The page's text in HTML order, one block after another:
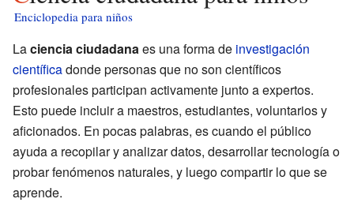
Enciclopedia para niños
Laciencia ciudadanaes una forma de investigación
científicadonde personas que no son científicos
profesionales participan activamente junto a expertos.
Esto puede incluir a maestros, estudiantes, voluntarios y
aficionados. En pocas palabras, es cuando el público
ayuda a recopilar y analizar datos, desarrollar tecnología o
probar fenómenos naturales, y luego compartir lo que se
aprende.